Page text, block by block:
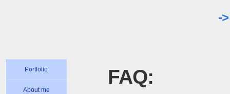
-
Portfolio
About me
FAQ: